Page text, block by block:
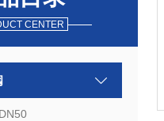
CENTER